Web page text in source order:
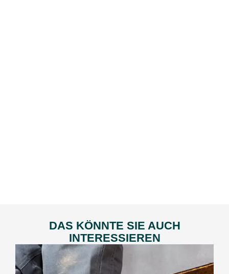
DAS KÖNNTE SIE AUCH
INTERESSIEREN